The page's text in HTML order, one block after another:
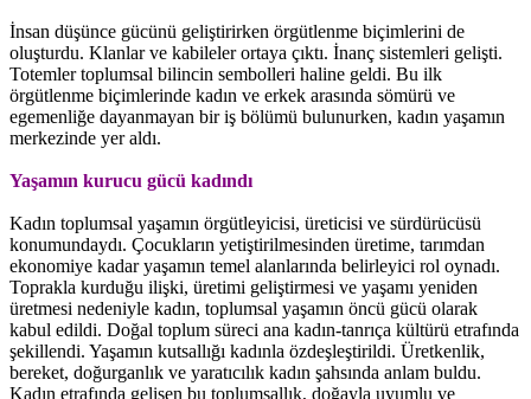
İnsan düşünce gücünü geliştirirken örgütlenme biçimlerini de
oluşturdu. Klanlar ve kabileler ortaya çıktı. İnanç sistemleri gelişti.
Totemler toplumsal bilincin sembolleri haline geldi. Bu ilk
örgütlenme biçimlerinde kadın ve erkek arasında sömürü ve
egemenliğe dayanmayan bir iş bölümü bulunurken, kadın yaşamın
merkezinde yer aldı.
Yaşamın kurucu gücü kadındı
Kadın toplumsal yaşamın örgütleyicisi, üreticisi ve sürdürücüsü
konumundaydı. Çocukların yetiştirilmesinden üretime, tarımdan
ekonomiye kadar yaşamın temel alanlarında belirleyici rol oynadı.
Toprakla kurduğu ilişki, üretimi geliştirmesi ve yaşamı yeniden
üretmesi nedeniyle kadın, toplumsal yaşamın öncü gücü olarak
kabul edildi. Doğal toplum süreci ana kadın-tanrıça kültürü etrafında
şekillendi. Yaşamın kutsallığı kadınla özdeşleştirildi. Üretkenlik,
bereket, doğurganlık ve yaratıcılık kadın şahsında anlam buldu.
Kadın etrafında gelişen bu toplumsallık, doğayla uyumlu ve